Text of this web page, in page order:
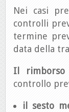
Nei casi
controlli
termine
data della
Il
controllo
il sesto